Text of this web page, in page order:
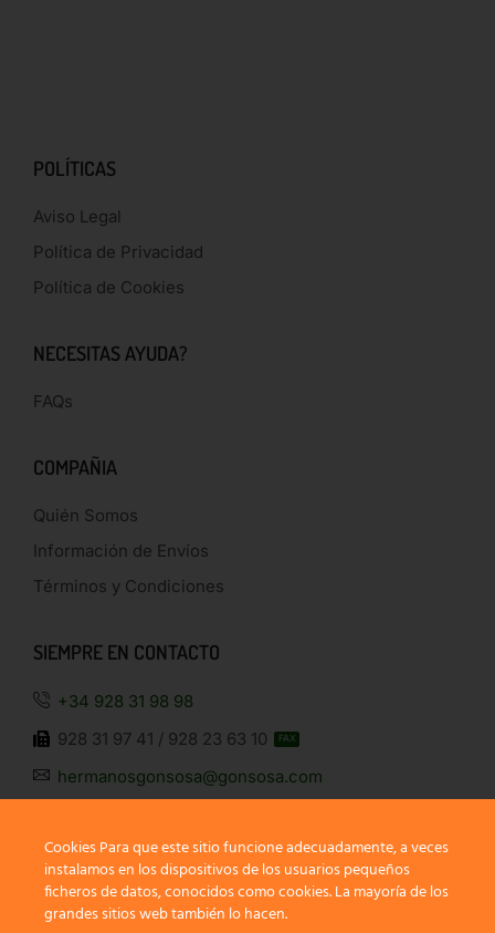
POLÍTICAS
Aviso Legal
Política de Privacidad
Política de Cookies
NECESITAS AYUDA?
FAQs
COMPAÑIA
Quién Somos
Información de Envíos
Términos y Condiciones
SIEMPRE EN CONTACTO
+34 928 31 98 98
928 31 97 41 / 928 23 63 10
FAX
hermanosgonsosa@gonsosa.com
Cookies Para que este sitio funcione adecuadamente, a veces
instalamos en los dispositivos de los usuarios pequeños
ficheros de datos, conocidos como cookies. La mayoría de los
grandes sitios web también lo hacen.